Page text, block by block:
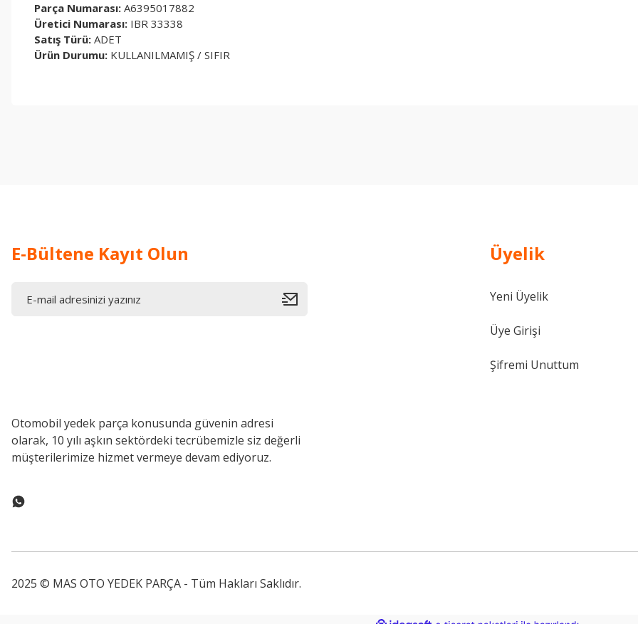
Parça Numarası: A6395017882
Üretici Numarası: IBR 33338
Satış Türü: ADET
Ürün Durumu: KULLANILMAMIŞ / SIFIR
E-Bültene Kayıt Olun
Otomobil yedek parça konusunda güvenin adresi
olarak, 10 yılı aşkın sektördeki tecrübemizle siz değerli
müşterilerimize hizmet vermeye devam ediyoruz.
Üyelik
Yeni Üyelik
Üye Girişi
Şifremi Unuttum
2025 © MAS OTO YEDEK PARÇA - Tüm Hakları Saklıdır.